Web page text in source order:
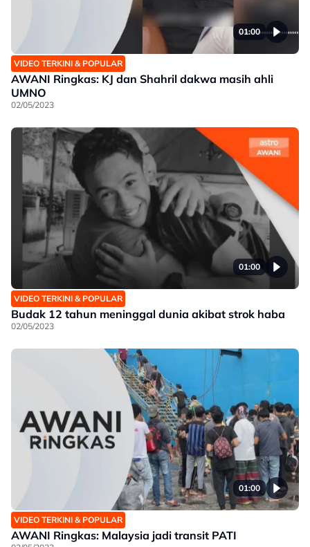
01:00
VIDEO TERKINI & POPULAR
AWANI Ringkas: KJ dan Shahril dakwa masih ahli
UMNO
02/05/2023
01:00
VIDEO TERKINI & POPULAR
Budak 12 tahun meninggal dunia akibat strok haba
02/05/2023
01:00
VIDEO TERKINI & POPULAR
AWANI Ringkas: Malaysia jadi transit PATI